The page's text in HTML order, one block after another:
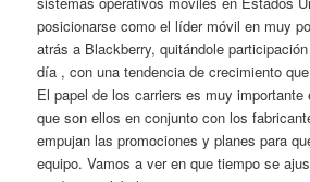
posicionarse como el líder móvil en muy
atrás a Blackberry, quitándole
día , con una tendencia de crecimiento
El papel de los carriers es muy
que son ellos en conjunto con los
empujan las promociones y planes para
equipo. Vamos a ver en que tiempo se